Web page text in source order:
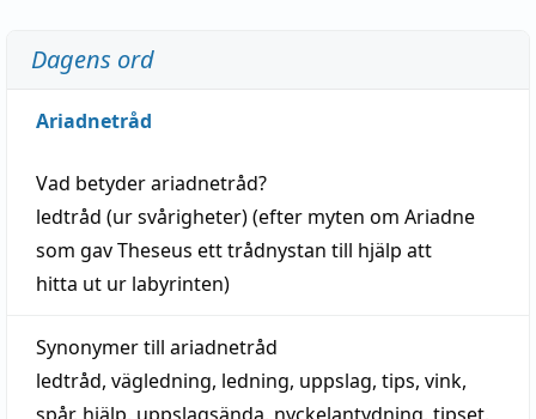
Dagens ord
Ariadnetråd
Vad betyderariadnetråd?
ledtråd (ur svårigheter) (efter myten om Ariadne
som gav Theseus ett trådnystan till hjälp att
hitta ut ur labyrinten)
Synonymer till ariadnetråd
ledtråd, vägledning, ledning, uppslag, tips, vink,